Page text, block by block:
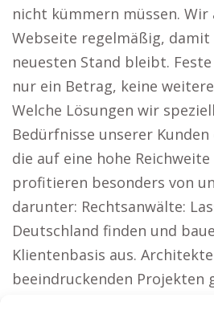
nicht kümmern müssen.
Webseite regelmäßig,
neuesten Stand bleibt.
nur ein Betrag, keine
Welche Lösungen wir
Bedürfnisse unserer
die auf eine hohe
profitieren besonders von
darunter: Rechtsanwälte:
Deutschland finden und
Klientenbasis aus.
beeindruckenden Projekten